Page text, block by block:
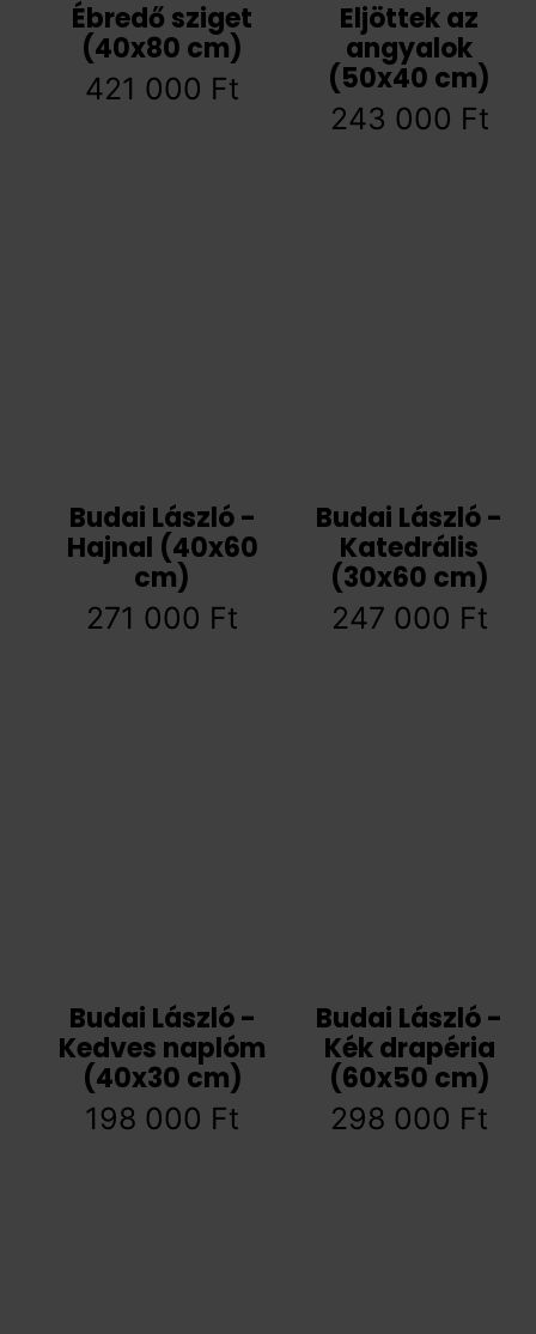
Ébredő sziget
(40x80 cm)
421 000 Ft
Eljöttek az
angyalok
(50x40 cm)
243 000 Ft
Budai László -
Hajnal (40x60
cm)
271 000 Ft
Budai László -
Katedrális
(30x60 cm)
247 000 Ft
Budai László -
Kedves naplóm
(40x30 cm)
198 000 Ft
Budai László -
Kék drapéria
(60x50 cm)
298 000 Ft